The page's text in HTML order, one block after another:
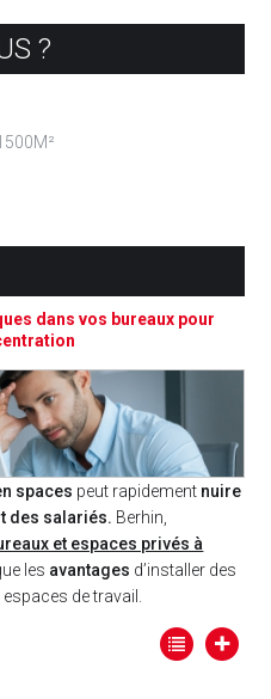
?
dans vos bureaux pour
spaces peut rapidement nuire
des salariés. Berhin,
et espaces privés à
les avantages d’installer des
de travail.